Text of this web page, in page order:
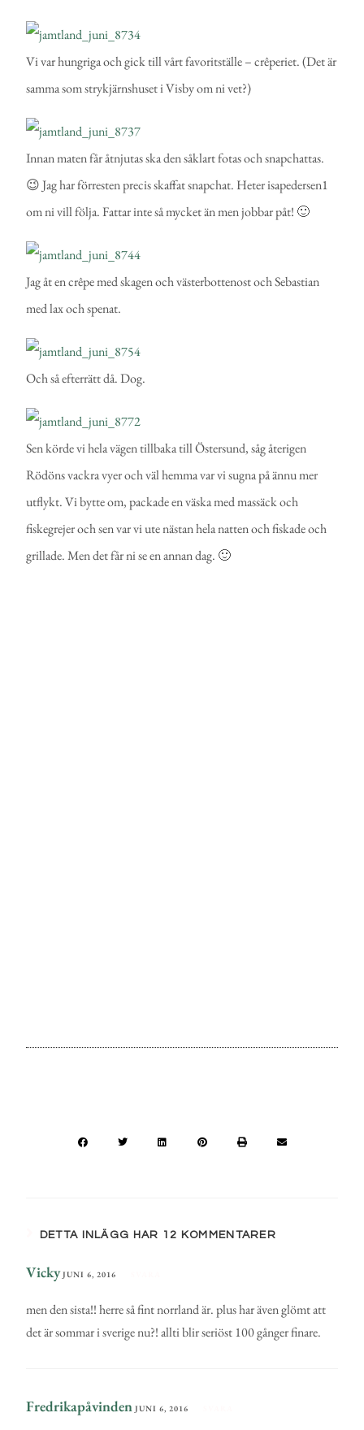
Vi var hungriga och gick till vårt favoritställe – crêperiet. (Det är
samma som strykjärnshuset i Visby om ni vet?)
Innan maten får åtnjutas ska den såklart fotas och snapchattas.
😉 Jag har förresten precis skaffat snapchat. Heter isapedersen1
om ni vill följa. Fattar inte så mycket än men jobbar påt! 🙂
Jag åt en crêpe med skagen och västerbottenost och Sebastian
med lax och spenat.
Och så efterrätt då. Dog.
Sen körde vi hela vägen tillbaka till Östersund, såg återigen
Rödöns vackra vyer och väl hemma var vi sugna på ännu mer
utflykt. Vi bytte om, packade en väska med massäck och
fiskegrejer och sen var vi ute nästan hela natten och fiskade och
grillade. Men det får ni se en annan dag. 🙂
DETTA INLÄGG HAR 12 KOMMENTARER
Vicky JUNI 6, 2016
men den sista!! herre så fint norrland är. plus har även glömt att
det är sommar i sverige nu?! allti blir seriöst 100 gånger finare.
Fredrikapåvinden JUNI 6, 2016